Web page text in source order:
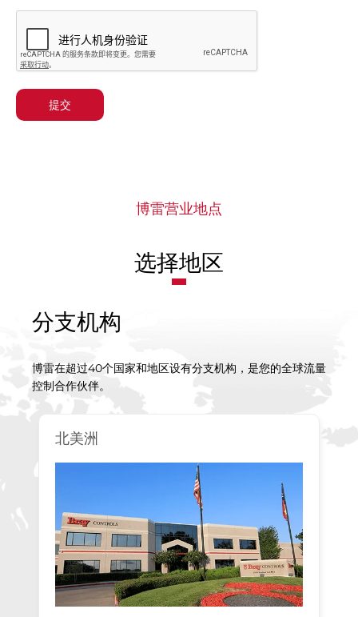
提交
博雷营业地点
选择地区
分支机构
博雷在超过40个国家和地区设有分支机构，是您的全球流量
控制合作伙伴。
北美洲